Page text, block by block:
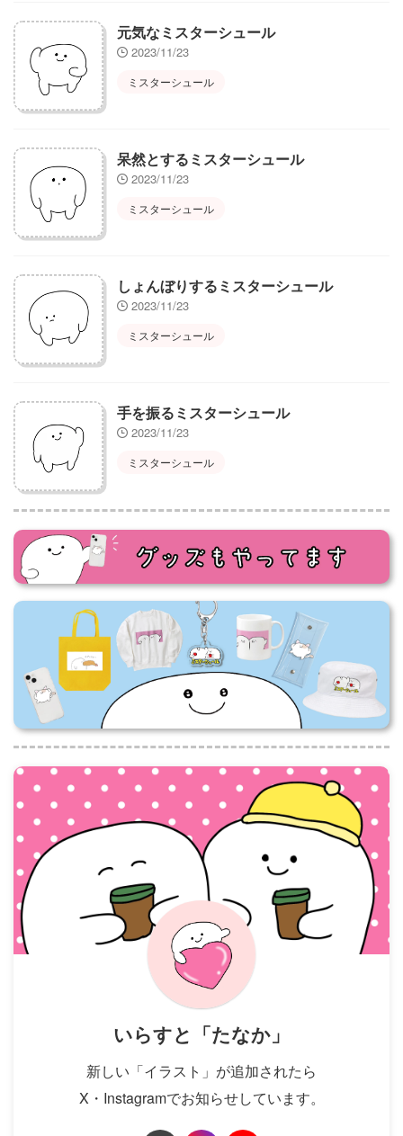
元気なミスターシュール
2023/11/23
ミスターシュール
呆然とするミスターシュール
2023/11/23
ミスターシュール
しょんぼりするミスターシュール
2023/11/23
ミスターシュール
手を振るミスターシュール
2023/11/23
ミスターシュール
いらすと「たなか」
新しい「イラスト」が追加されたら
X・Instagramでお知らせしています。